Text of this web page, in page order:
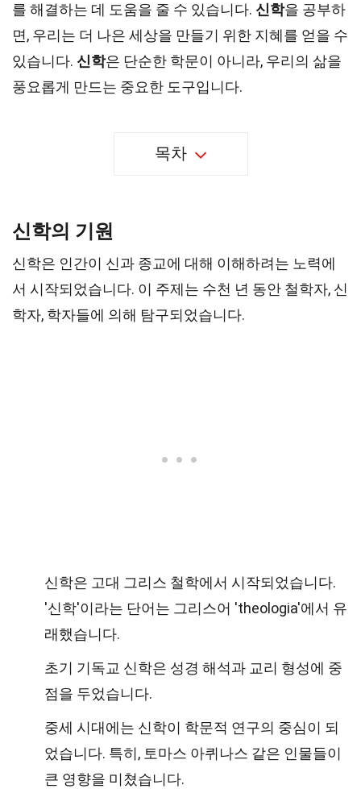
를 해결하는 데 도움을 줄 수 있습니다. 신학을 공부하
면, 우리는 더 나은 세상을 만들기 위한 지혜를 얻을 수
있습니다. 신학은 단순한 학문이 아니라, 우리의 삶을
풍요롭게 만드는 중요한 도구입니다.
목차
신학의 기원
신학은 인간이 신과 종교에 대해 이해하려는 노력에
서 시작되었습니다. 이 주제는 수천 년 동안 철학자, 신
학자, 학자들에 의해 탐구되었습니다.
신학은 고대 그리스 철학에서 시작되었습니다.
'신학'이라는 단어는 그리스어 'theologia'에서 유
래했습니다.
초기 기독교 신학은 성경 해석과 교리 형성에 중
점을 두었습니다.
중세 시대에는 신학이 학문적 연구의 중심이 되
었습니다. 특히, 토마스 아퀴나스 같은 인물들이
큰 영향을 미쳤습니다.